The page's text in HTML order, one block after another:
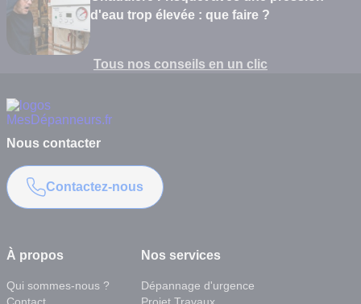
d'eau trop élevée : que faire ?
Tous nos conseils en un clic
À propos
Qui sommes-nous ?
Nos services
Dépannage d'urgence
Nous contacter
Contactez-nous